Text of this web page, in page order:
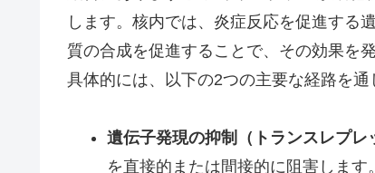
します。核内では、炎症反応を促進する
質の合成を促進することで、その効果を発
具体的には、以下の2つの主要な経路を通
遺伝子発現の抑制（トランスレプレ
を直接的または間接的に阻害します